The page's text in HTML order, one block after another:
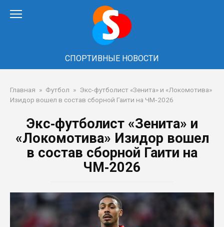
СПОРТИВНЫЕ НОВОСТИ
Главная » Футбол » Экс‑футболист «Зенита» и «Локомотива»
Изидор вошел в состав сборной Гаити на ЧМ‑2026
Экс‑футболист «Зенита» и
«Локомотива» Изидор вошел
в состав сборной Гаити на
ЧМ‑2026